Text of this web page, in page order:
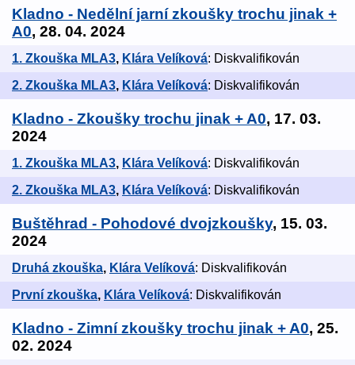
Kladno - Nedělní jarní zkoušky trochu jinak +
A0, 28. 04. 2024
1. Zkouška MLA3, Klára Velíková: Diskvalifikován
2. Zkouška MLA3, Klára Velíková: Diskvalifikován
Kladno - Zkoušky trochu jinak + A0, 17. 03.
2024
1. Zkouška MLA3, Klára Velíková: Diskvalifikován
2. Zkouška MLA3, Klára Velíková: Diskvalifikován
Buštěhrad - Pohodové dvojzkoušky, 15. 03.
2024
Druhá zkouška, Klára Velíková: Diskvalifikován
První zkouška, Klára Velíková: Diskvalifikován
Kladno - Zimní zkoušky trochu jinak + A0, 25.
02. 2024